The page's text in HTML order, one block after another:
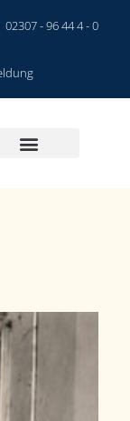
02307 - 96 44 4 - 0